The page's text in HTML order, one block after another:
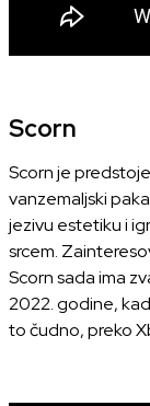
Scorn
Scorn je
vanzemaljski
jezivu estetiku i
srcem.
Scorn sada ima
2022. godine,
to čudno, preko